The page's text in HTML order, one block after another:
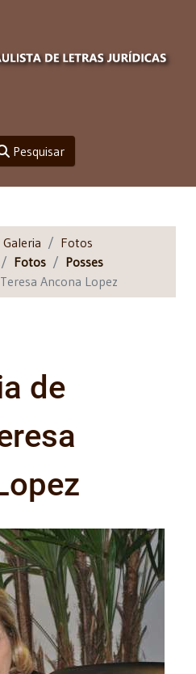
Pesquisar
Galeria
Fotos
Fotos
Posses
Ancona Lopez
de